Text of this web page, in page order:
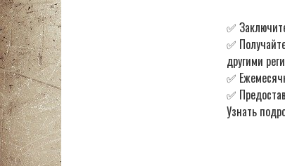
✅
✅
другими
✅
✅
Узнать